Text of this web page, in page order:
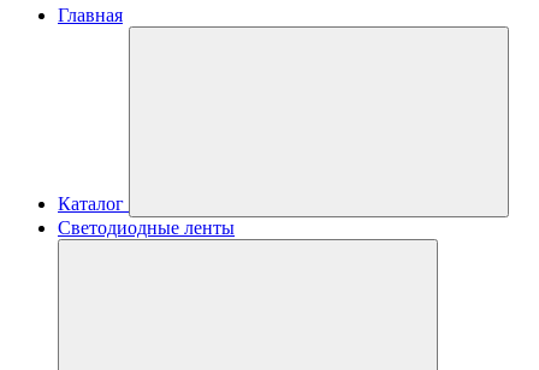
Главная
Каталог
Светодиодные ленты